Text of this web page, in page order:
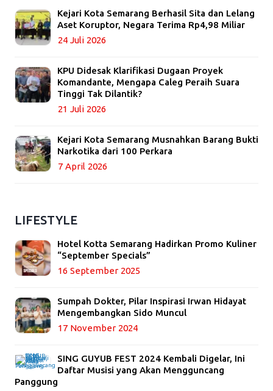
Kejari Kota Semarang Berhasil Sita dan Lelang
Aset Koruptor, Negara Terima Rp4,98 Miliar
24 Juli 2026
KPU Didesak Klarifikasi Dugaan Proyek
Komandante, Mengapa Caleg Peraih Suara
Tinggi Tak Dilantik?
21 Juli 2026
Kejari Kota Semarang Musnahkan Barang Bukti
Narkotika dari 100 Perkara
7 April 2026
LIFESTYLE
Hotel Kotta Semarang Hadirkan Promo Kuliner
“September Specials”
16 September 2025
Sumpah Dokter, Pilar Inspirasi Irwan Hidayat
Mengembangkan Sido Muncul
17 November 2024
SING GUYUB FEST 2024 Kembali Digelar, Ini
Daftar Musisi yang Akan Mengguncang
Panggung